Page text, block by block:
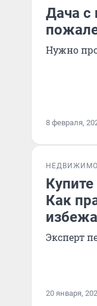
Дача с
Нужно
8 февраля,
Как
Эксперт
20 января,